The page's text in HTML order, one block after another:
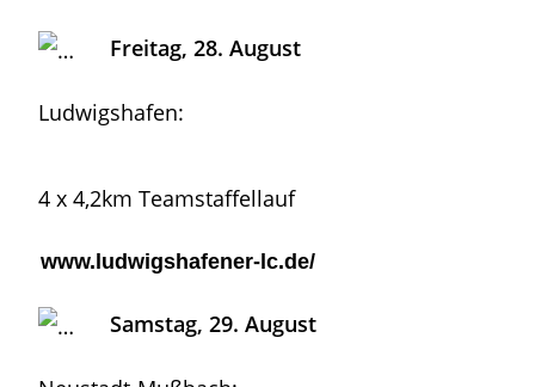
Freitag, 28. August
Ludwigshafen:
4 x 4,2km Teamstaffellauf
www.ludwigshafener-lc.de/
Samstag, 29. August